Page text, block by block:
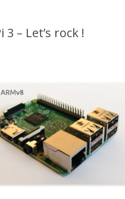
– Let’s rock !